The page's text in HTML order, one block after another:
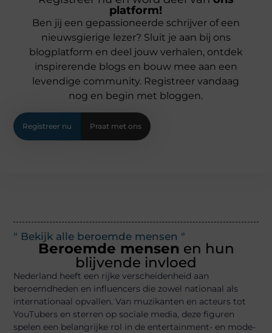
platform!
Ben jij een gepassioneerde schrijver of een
nieuwsgierige lezer? Sluit je aan bij ons
blogplatform en deel jouw verhalen, ontdek
inspirerende blogs en bouw mee aan een
levendige community. Registreer vandaag
nog en begin met bloggen.
Registreer nu Praat met ons
" Bekijk alle beroemde mensen "
Beroemde mensen en hun
blijvende invloed
Nederland heeft een rijke verscheidenheid aan
beroemdheden en influencers die zowel nationaal als
internationaal opvallen. Van muzikanten en acteurs tot
YouTubers en sterren op sociale media, deze figuren
spelen een belangrijke rol in de entertainment- en mode-